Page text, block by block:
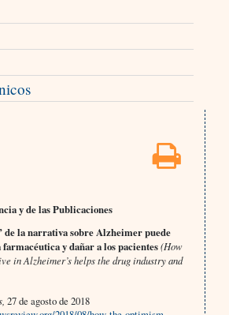
y de las Publicaciones
de la narrativa sobre Alzheimer puede
y dañar a los pacientes(How
in Alzheimer’s helps the drug industry and
27 de agosto de 2018